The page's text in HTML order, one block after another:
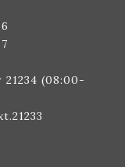
21234 (08:00-